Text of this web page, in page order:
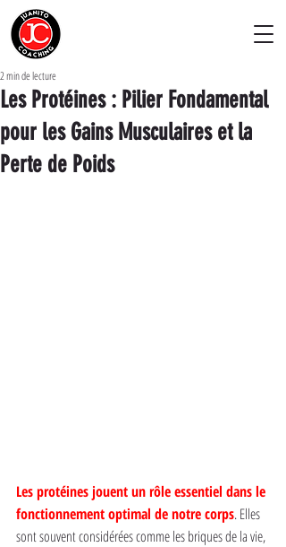
Les Protéines : Pilier Fondamental
pour les Gains Musculaires et la
Perte de Poids
2 min de lecture
Les protéines jouent un rôle essentiel dans le
fonctionnement optimal de notre corps. Elles
sont souvent considérées comme les briques de la vie,